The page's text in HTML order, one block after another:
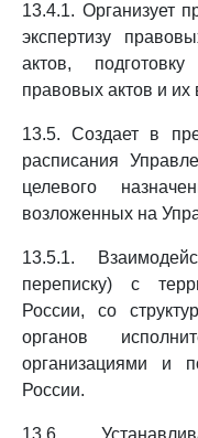
13.4.1. Организует
экспертизу
актов,
правовых актов и их
13.5. Создает в
расписания
целевого
возложенных на
13.5.1.
переписку) с
России, со
органов
организациями и
России.
13.6.